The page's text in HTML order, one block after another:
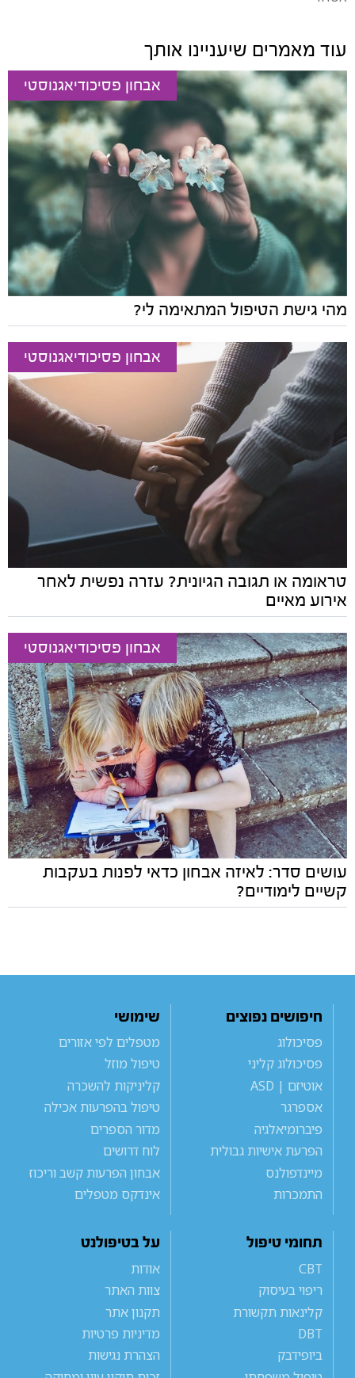
עוד מאמרים שיעניינו אותך
אבחון פסיכודיאגנוסטי
מהי גישת הטיפול המתאימה לי?
אבחון פסיכודיאגנוסטי
טראומה או תגובה הגיונית? עזרה נפשית לאחר
אירוע מאיים
אבחון פסיכודיאגנוסטי
עושים סדר: לאיזה אבחון כדאי לפנות בעקבות
קשיים לימודיים?
חיפושים נפוצים
פסיכולוג
פסיכולוג קליני
אוטיזם | ASD
אספרגר
פיברומיאלגיה
הפרעת אישיות גבולית
מיינדפולנס
התמכרות
שימושי
מטפלים לפי אזורים
טיפול מוזל
קליניקות להשכרה
טיפול בהפרעות אכילה
מדור הספרים
לוח דרושים
אבחון הפרעות קשב וריכוז
אינדקס מטפלים
תחומי טיפול
CBT
ריפוי בעיסוק
קלינאות תקשורת
DBT
ביופידבק
על בטיפולנט
אודות
צוות האתר
תקנון אתר
מדיניות פרטיות
הצהרת נגישות